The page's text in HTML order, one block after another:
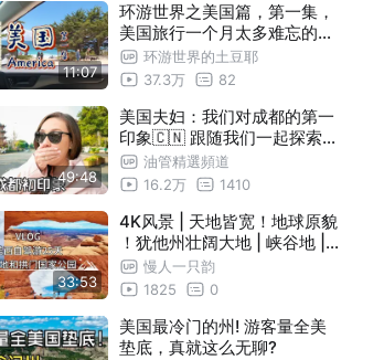
11:07
环游世界之美国篇，第一集，
美国旅行一个月太多难忘的回
忆了，原谅我的拖延症，几千
条素材要剪到地老天荒了
环游世界的土豆耶
37.3万
82
49:48
美国夫妇：我们对成都的第一
印象🇨🇳 跟随我们一起探索吧
| Mike & Ashley Vlogs
油管精選頻道
16.2万
1410
33:53
4K风景 | 天地皆宽！地球原貌
！犹他州壮阔大地 | 峡谷地 |
拱门国家公园 | 沉浸式旅游放
松
慢人一只韵
1825
0
美国最冷门的州! 游客量全美
垫底，真就这么无聊?